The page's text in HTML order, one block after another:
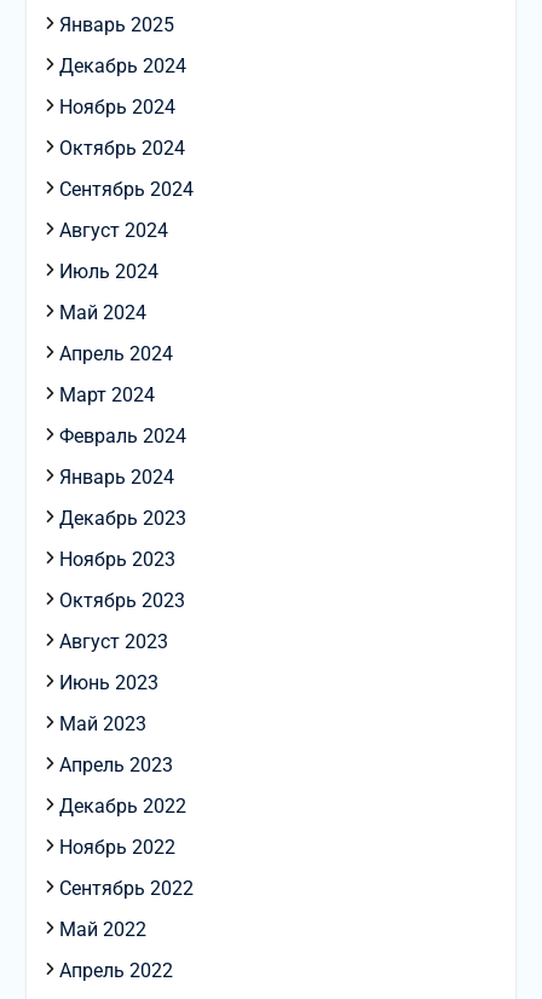
Январь 2025
Декабрь 2024
Ноябрь 2024
Октябрь 2024
Сентябрь 2024
Август 2024
Июль 2024
Май 2024
Апрель 2024
Март 2024
Февраль 2024
Январь 2024
Декабрь 2023
Ноябрь 2023
Октябрь 2023
Август 2023
Июнь 2023
Май 2023
Апрель 2023
Декабрь 2022
Ноябрь 2022
Сентябрь 2022
Май 2022
Апрель 2022